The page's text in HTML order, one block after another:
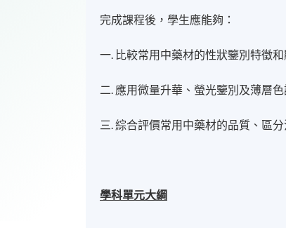
完成課程後，學生應能夠：
一. 比較常用中藥材的性狀鑒別特徵和
二. 應用微量升華、螢光鑒別及薄層
三. 綜合評價常用中藥材的品質、區
學科單元大綱